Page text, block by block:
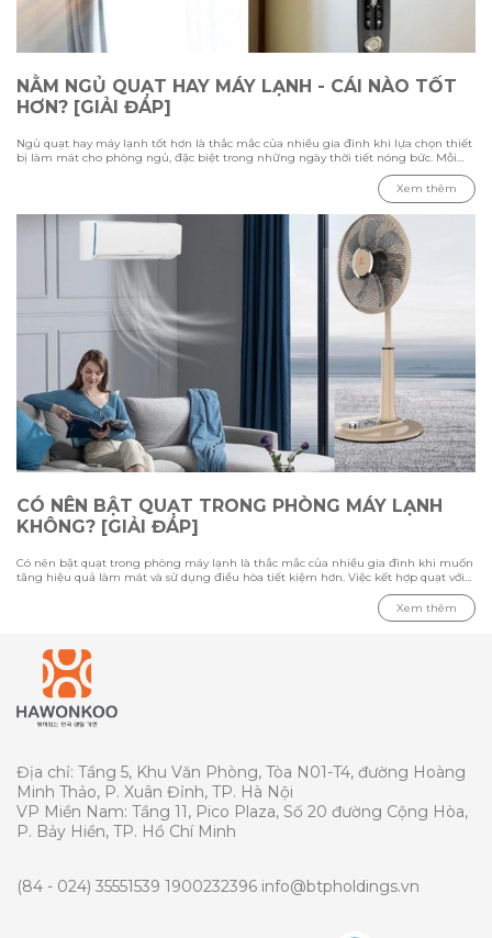
NẰM NGỦ QUẠT HAY MÁY LẠNH - CÁI NÀO TỐT
HƠN? [GIẢI ĐÁP]
Ngủ quạt hay máy lạnh tốt hơn là thắc mắc của nhiều gia đình khi lựa chọn thiết
bị làm mát cho phòng ngủ, đặc biệt trong những ngày thời tiết nóng bức. Mỗi
phương pháp đều có ưu điểm và hạn chế riêng, phụ thuộc vào nhiệt độ môi
trường, diện tích phòng và nhu cầu sử dụng của từng người. Trong bài viết này
cùng Hawonkoo tìm hiểu sự khác biệt giữa việc ngủ bằng quạt và máy lạnh,
đánh giá ưu nhược điểm của từng thiết bị, đồng thời tham khảo cách sử dụng
phù hợp để tạo không gian nghỉ ngơi thoải mái và tiết kiệm điện.
Xem thêm
CÓ NÊN BẬT QUẠT TRONG PHÒNG MÁY LẠNH
KHÔNG? [GIẢI ĐÁP]
Có nên bật quạt trong phòng máy lạnh là thắc mắc của nhiều gia đình khi muốn
tăng hiệu quả làm mát và sử dụng điều hòa tiết kiệm hơn. Việc kết hợp quạt với
máy lạnh có thể giúp luồng khí lạnh phân bổ đều hơn, nhưng cần sử dụng đúng
cách để tránh gây cảm giác khó chịu. Trong bài viết này cùng Hawonkoo tìm hiểu
ưu nhược điểm khi bật quạt cùng điều hòa, loại quạt phù hợp cho phòng máy
Xem thêm
Địa chỉ: Tầng 5, Khu Văn Phòng, Tòa N01-T4, đường Hoàng
Minh Thảo, P. Xuân Đỉnh, TP. Hà Nội
VP Miền Nam: Tầng 11, Pico Plaza, Số 20 đường Cộng Hòa,
P. Bảy Hiền, TP. Hồ Chí Minh
(84 - 024) 35551539 1900232396 info@btpholdings.vn